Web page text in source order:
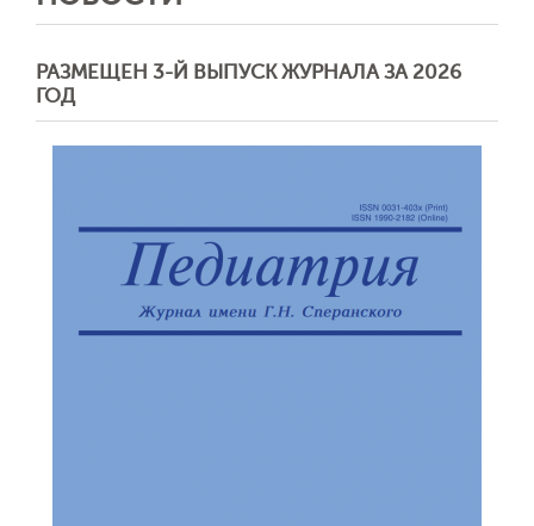
РАЗМЕЩЕН 3-Й ВЫПУСК ЖУРНАЛА ЗА 2026
ГОД